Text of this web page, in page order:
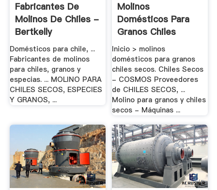
Fabricantes De
Molinos De Chiles -
Bertkelly
Domésticos para chile, ...
Fabricantes de molinos
para chiles, granos y
especias. ... MOLINO PARA
CHILES SECOS, ESPECIES
Y GRANOS, ...
Molinos
Domésticos Para
Granos Chiles
Secos
Inicio > molinos
domésticos para granos
chiles secos. Chiles Secos
- COSMOS Proveedores
de CHILES SECOS, ...
Molino para granos y chiles
secos - Máquinas ...